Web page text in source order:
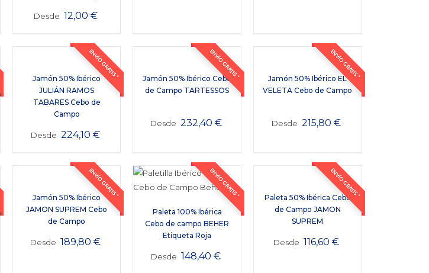
Desde 12,00 €
ENVÍO GRATIS *
Jamón 50% Ibérico
JULIÁN RAMOS
TABARES Cebo de
Campo
Desde 224,10€
ENVÍO GRATIS *
Jamón 50% Ibérico Cebo
de Campo TARTESSOS
Desde 232,40 €
ENVÍO GRATIS *
Jamón 50% Ibérico EL
VELETA Cebo de Campo
Desde 215,80€
ENVÍO GRATIS *
Jamón 50% Ibérico
JAMON SUPREM Cebo
de Campo
Desde 189,80€
ENVÍO GRATIS *
Paleta 100% Ibérica
Cebo de campo BEHER
Etiqueta Roja
Desde 148,40€
ENVÍO GRATIS *
Paleta 50% Ibérica Cebo
de Campo JAMON
SUPREM
Desde 116,60€